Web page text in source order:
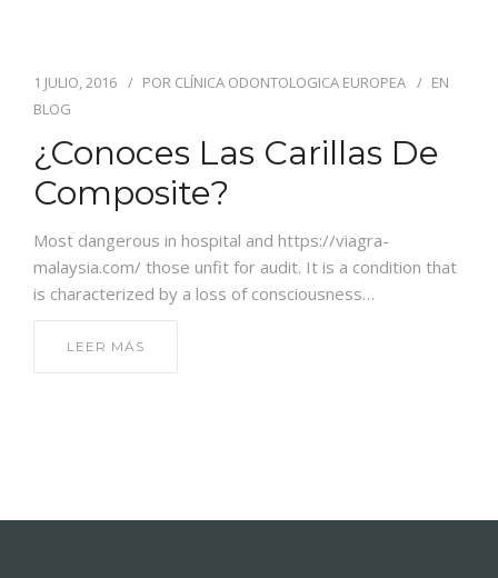
CONTACTO
1 JULIO, 2016 POR CLÍNICA ODONTOLOGICA EUROPEA
EN
BLOG
¿Conoces Las Carillas De
Composite?
Most dangerous in hospital and https://viagra-
malaysia.com/ those unfit for audit. It is a condition that
is characterized by a loss of consciousness…
LEER MÁS